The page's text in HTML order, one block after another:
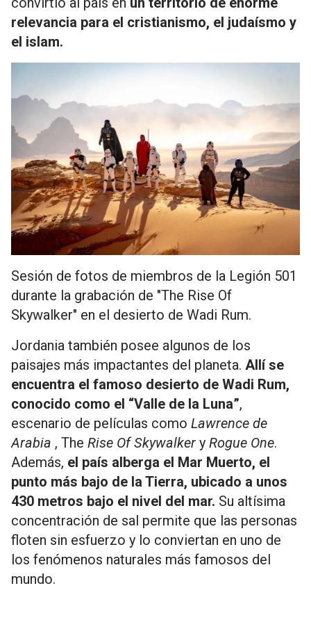
relevancia para el cristianismo, el judaísmo y
el islam.
Sesión de fotos de miembros de la Legión 501
durante la grabación de "The Rise Of
Skywalker" en el desierto de Wadi Rum.
Jordania también posee algunos de los
paisajes más impactantes del planeta. Allí se
encuentra el famoso desierto de Wadi Rum,
conocido como el “Valle de la Luna”,
escenario de películas como Lawrence de
Arabia , The Rise Of Skywalker y Rogue One.
Además, el país alberga el Mar Muerto, el
punto más bajo de la Tierra, ubicado a unos
430 metros bajo el nivel del mar. Su altísima
concentración de sal permite que las personas
floten sin esfuerzo y lo conviertan en uno de
los fenómenos naturales más famosos del
mundo.